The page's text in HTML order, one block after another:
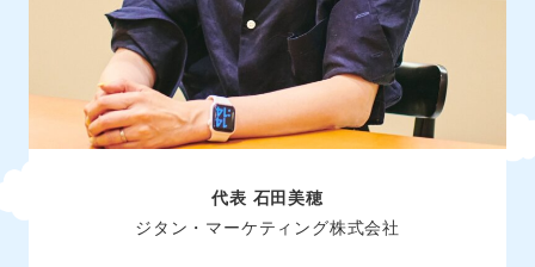
代表 石田美穂
ジタン・マーケティング株式会社